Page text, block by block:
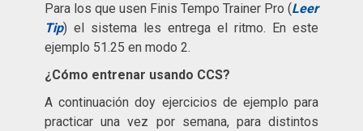
Para los que usen Finis Tempo Trainer Pro (Leer
Tip) el sistema les entrega el ritmo. En este
ejemplo 51.25 en modo 2.
¿Cómo entrenar usando CCS?
A continuación doy ejercicios de ejemplo para
practicar una vez por semana, para distintos